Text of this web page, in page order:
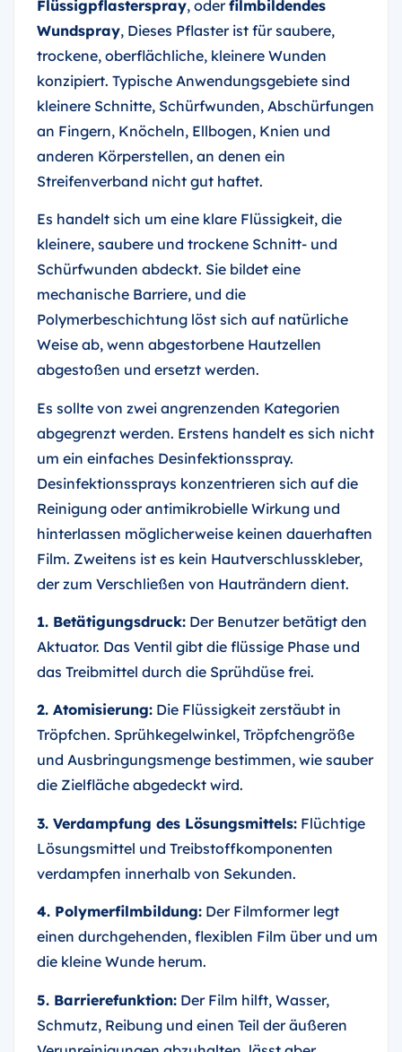
Flüssigpflasterspray, oderfilmbildendes
Wundspray, Dieses Pflaster ist für saubere,
trockene, oberflächliche, kleinere Wunden
konzipiert. Typische Anwendungsgebiete sind
kleinere Schnitte, Schürfwunden, Abschürfungen
an Fingern, Knöcheln, Ellbogen, Knien und
anderen Körperstellen, an denen ein
Streifenverband nicht gut haftet.
Es handelt sich um eine klare Flüssigkeit, die
kleinere, saubere und trockene Schnitt- und
Schürfwunden abdeckt. Sie bildet eine
mechanische Barriere, und die
Polymerbeschichtung löst sich auf natürliche
Weise ab, wenn abgestorbene Hautzellen
abgestoßen und ersetzt werden.
Es sollte von zwei angrenzenden Kategorien
abgegrenzt werden. Erstens handelt es sich nicht
um ein einfaches Desinfektionsspray.
Desinfektionssprays konzentrieren sich auf die
Reinigung oder antimikrobielle Wirkung und
hinterlassen möglicherweise keinen dauerhaften
Film. Zweitens ist es kein Hautverschlusskleber,
der zum Verschließen von Hauträndern dient.
1. Betätigungsdruck: Der Benutzer betätigt den
Aktuator. Das Ventil gibt die flüssige Phase und
das Treibmittel durch die Sprühdüse frei.
2. Atomisierung: Die Flüssigkeit zerstäubt in
Tröpfchen. Sprühkegelwinkel, Tröpfchengröße
und Ausbringungsmenge bestimmen, wie sauber
die Zielfläche abgedeckt wird.
3. Verdampfung des Lösungsmittels: Flüchtige
Lösungsmittel und Treibstoffkomponenten
verdampfen innerhalb von Sekunden.
4. Polymerfilmbildung: Der Filmformer legt
einen durchgehenden, flexiblen Film über und um
die kleine Wunde herum.
5. Barrierefunktion: Der Film hilft, Wasser,
Schmutz, Reibung und einen Teil der äußeren